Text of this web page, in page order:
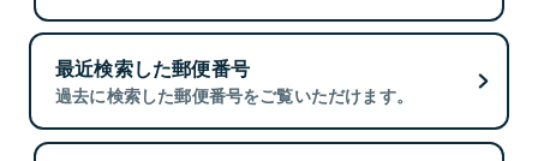
最近検索した郵便番号
過去に検索した郵便番号をご覧いただけます。